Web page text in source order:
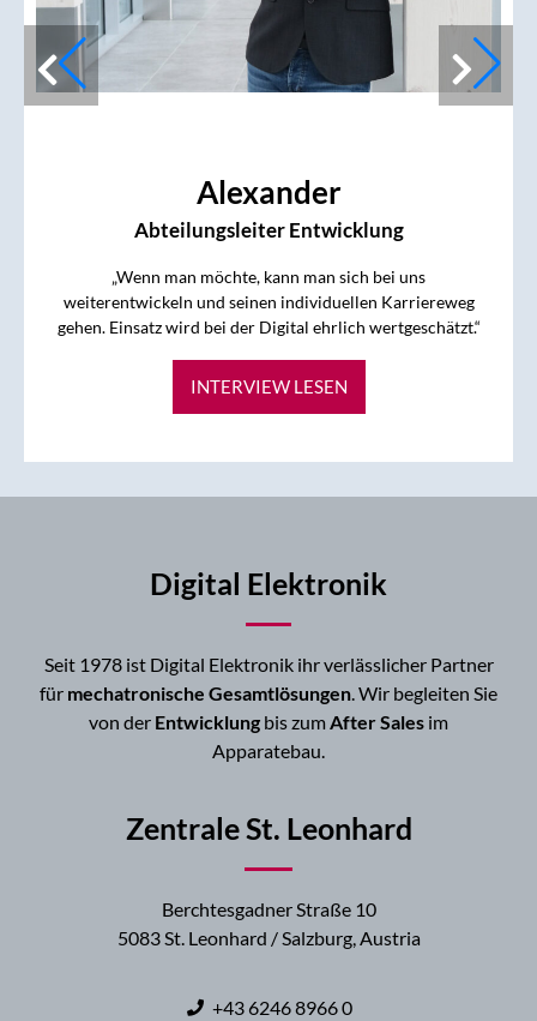
Alexander
Abteilungsleiter Entwicklung
„Wenn man möchte, kann man sich bei uns
weiterentwickeln und seinen individuellen Karriereweg
gehen. Einsatz wird bei der Digital ehrlich wertgeschätzt.“
INTERVIEW LESEN
Digital Elektronik
Seit 1978 ist Digital Elektronik ihr verlässlicher Partner
für mechatronische Gesamtlösungen. Wir begleiten Sie
von der Entwicklung bis zumAfter Sales im
Apparatebau.
Zentrale St. Leonhard
Berchtesgadner Straße 10
5083 St. Leonhard / Salzburg, Austria
+43 6246 8966 0